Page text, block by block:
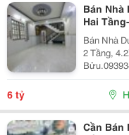
Bán Nhà
Hai
Bán Nhà
2 Tầng,
Tầng Btct
Trạc
Tần, Dạ...
6 tỷ
Cần Bán